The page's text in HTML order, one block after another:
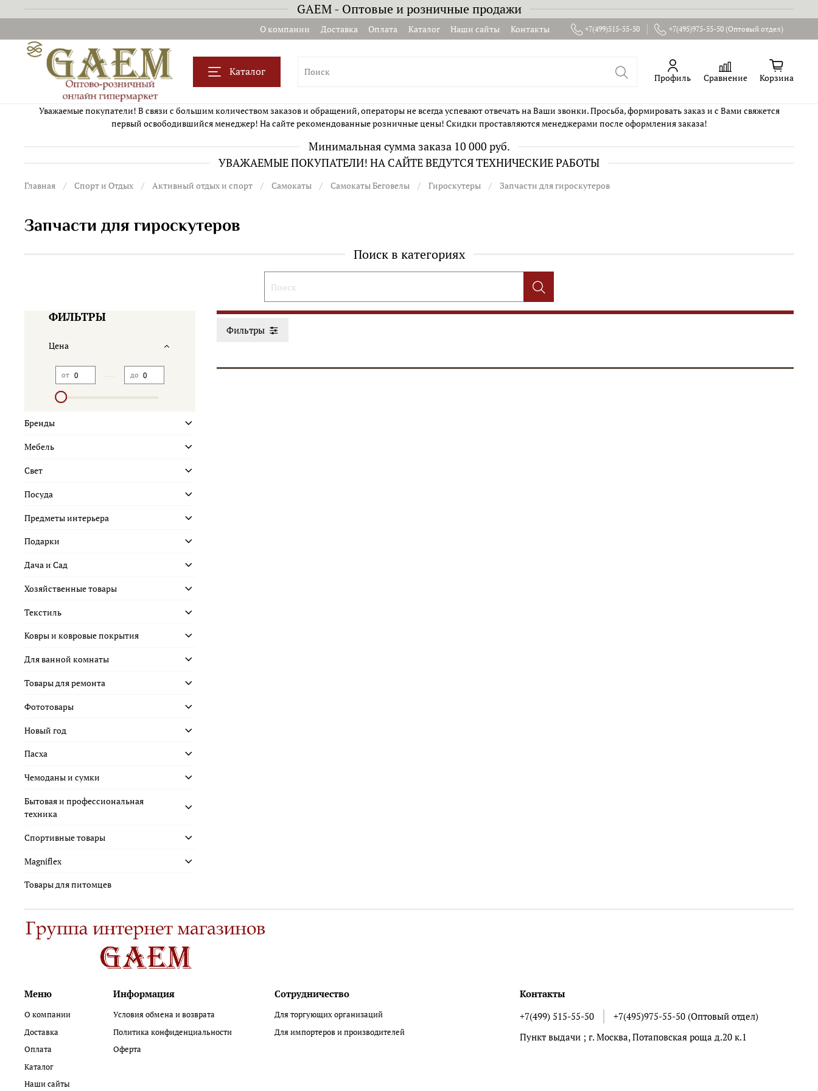
GAEM - Оптовые и розничные продажи
О компании Доставка Оплата Каталог Наши сайты Контакты +7(499)515-55-50 +7(495)975-55-50 (Оптовый отдел)
Каталог Профиль Сравнение Корзина
Уважаемые покупатели! В связи с большим количеством заказов и обращений, операторы не всегда успевают отвечать на Ваши звонки. Просьба, формировать заказ и с Вами свяжется
первый освободившийся менеджер! На сайте рекомендованные розничные цены! Скидки проставляются менеджерами после оформления заказа!
Минимальная сумма заказа 10 000 руб.
УВАЖАЕМЫЕ ПОКУПАТЕЛИ! НА САЙТЕ ВЕДУТСЯ ТЕХНИЧЕСКИЕ РАБОТЫ
Главная Спорт и Отдых Активный отдых и спорт Самокаты Самокаты Беговелы Гироскутеры Запчасти для гироскутеров
Запчасти для гироскутеров
Поиск в категориях
Фильтры
ФИЛЬТРЫ
Цена
от до
Бренды
Мебель
Свет
Посуда
Предметы интерьера
Подарки
Дача и Сад
Хозяйственные товары
Текстиль
Ковры и ковровые покрытия
Для ванной комнаты
Товары для ремонта
Фототовары
Новый год
Пасха
Чемоданы и сумки
Бытовая и профессиональная
техника
Спортивные товары
Magniflex
Товары для питомцев
Меню
О компании
Доставка
Оплата
Каталог
Наши сайты
Информация
Условия обмена и возврата
Политика конфиденциальности
Оферта
Сотрудничество
Для торгующих организаций
Для импортеров и производителей
Контакты
+7(499) 515-55-50
+7(495)975-55-50 (Оптовый отдел)
Пункт выдачи ; г. Москва, Потаповская роща д.20 к.1